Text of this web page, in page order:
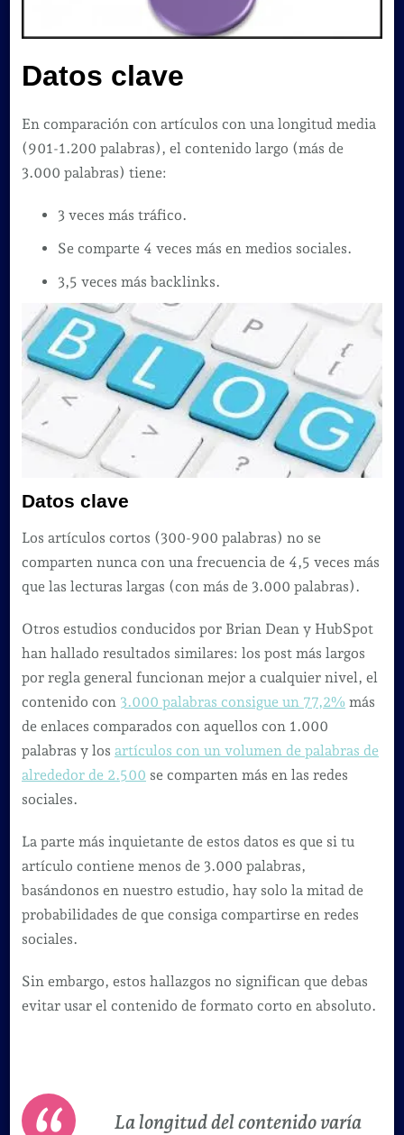
Datos clave
En comparación con artículos con una longitud media
(901-1.200 palabras), el contenido largo (más de
3.000 palabras) tiene:
3 veces más tráfico.
Se comparte 4 veces más en medios sociales.
3,5 veces más backlinks.
Datos clave
Los artículos cortos (300-900 palabras) no se
comparten nunca con una frecuencia de 4,5 veces más
que las lecturas largas (con más de 3.000 palabras).
Otros estudios conducidos por Brian Dean y HubSpot
han hallado resultados similares: los post más largos
por regla general funcionan mejor a cualquier nivel, el
contenido con 3.000 palabras consigue un 77,2% más
de enlaces comparados con aquellos con 1.000
palabras y los artículos con un volumen de palabras de
alrededor de 2.500 se comparten más en las redes
sociales.
La parte más inquietante de estos datos es que si tu
artículo contiene menos de 3.000 palabras,
basándonos en nuestro estudio, hay solo la mitad de
probabilidades de que consiga compartirse en redes
sociales.
Sin embargo, estos hallazgos no significan que debas
evitar usar el contenido de formato corto en absoluto.
La longitud del contenido varía